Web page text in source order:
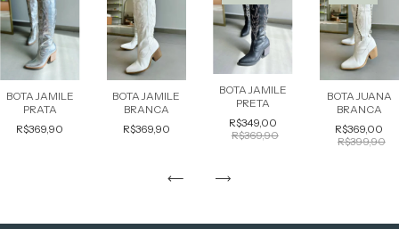
BOTA JAMILE
PRATA
R$369,90
BOTA JAMILE
BRANCA
R$369,90
BOTA JAMILE
PRETA
R$349,00
R$369,90
BOTA JUANA
BRANCA
R$369,00
R$399,90